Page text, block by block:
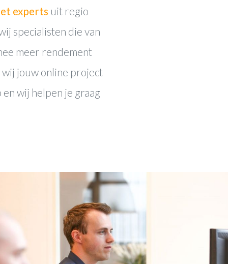
experts uit regio
specialisten die van
meer rendement
jouw online project
en wij helpen je graag